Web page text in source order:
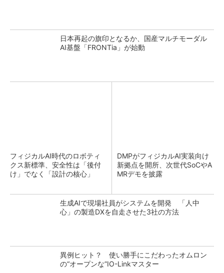
日本再起の旗印となるか、国産マルチモーダル
AI基盤「FRONTia」が始動
フィジカルAI時代のロボティ
クス新標準、安全性は「後付
け」でなく「設計の核心」
DMPがフィジカルAI実装向け
新拠点を開所、次世代SoCやA
MRデモを披露
生成AIで現場社員がシステムを開発 「人中
心」の製造DXを自走させた3社の方法
異例ヒット？ 使い勝手にこだわったオムロン
の“オープンな”IO-Linkマスター